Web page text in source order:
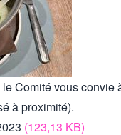
Comité vous
à proximité).
(123,13 KB)